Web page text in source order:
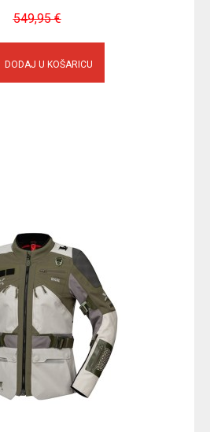
549,95 €
DODAJ U KOŠARICU